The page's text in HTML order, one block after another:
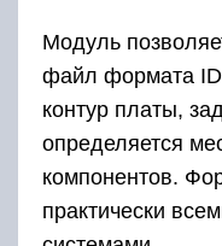
Модуль
файл формата
контур платы,
определяется
компонентов.
практически